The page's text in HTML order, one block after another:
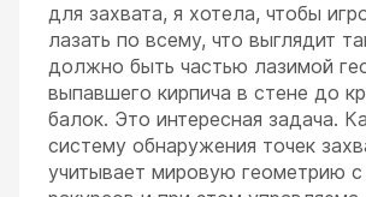
для захвата, я хотела, чтобы
лазать по всему, что выглядит
должно быть частью лазимой
выпавшего кирпича в стене до
балок. Это интересная задача.
систему обнаружения точек
учитывает мировую геометрию с